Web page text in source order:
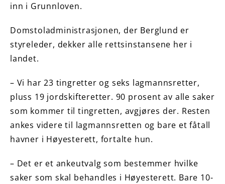
inn i Grunnloven.
Domstoladministrasjonen, der Berglund er
styreleder, dekker alle rettsinstansene her i
landet.
– Vi har 23 tingretter og seks lagmannsretter,
pluss 19 jordskifteretter. 90 prosent av alle saker
som kommer til tingretten, avgjøres der. Resten
ankes videre til lagmannsretten og bare et fåtall
havner i Høyesterett, fortalte hun.
– Det er et ankeutvalg som bestemmer hvilke
saker som skal behandles i Høyesterett. Bare 10-